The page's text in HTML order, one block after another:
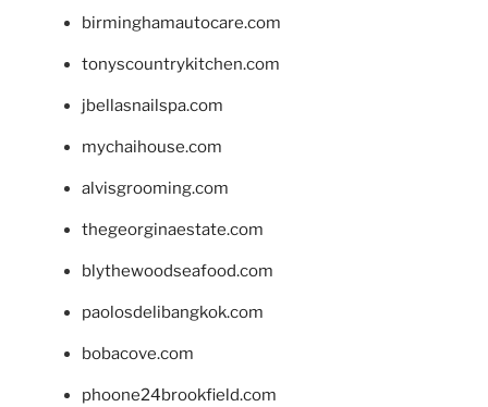
birminghamautocare.com
tonyscountrykitchen.com
jbellasnailspa.com
mychaihouse.com
alvisgrooming.com
thegeorginaestate.com
blythewoodseafood.com
paolosdelibangkok.com
bobacove.com
phoone24brookfield.com